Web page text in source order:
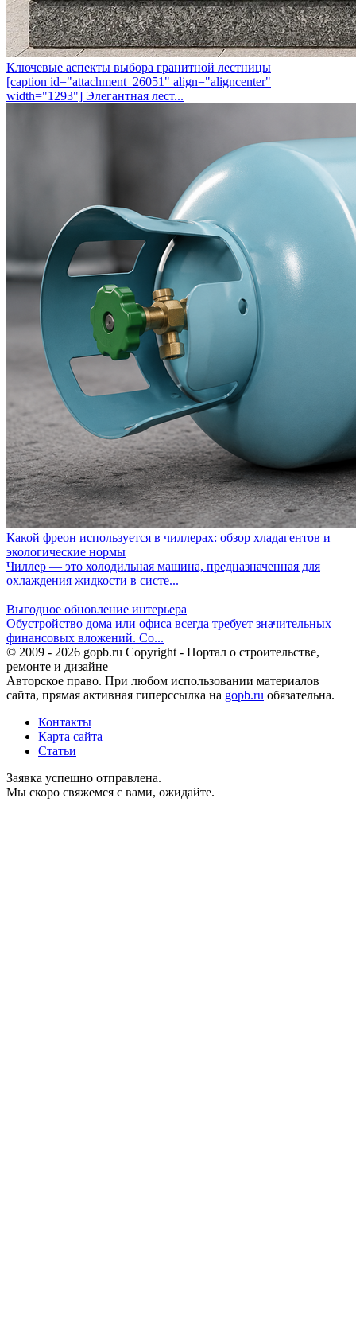
Ключевые аспекты выбора гранитной лестницы
[caption id="attachment_26051" align="aligncenter"
width="1293"] Элегантная лест...
Какой фреон используется в чиллерах: обзор хладагентов и
экологические нормы
Чиллер — это холодильная машина, предназначенная для
охлаждения жидкости в систе...
Выгодное обновление интерьера
Обустройство дома или офиса всегда требует значительных
финансовых вложений. Со...
© 2009 - 2026 gopb.ru Copyright - Портал о строительстве,
ремонте и дизайне
Авторское право. При любом использовании материалов
сайта, прямая активная гиперссылка на gopb.ru обязательна.
Контакты
Карта сайта
Статьи
Заявка успешно отправлена.
Мы скоро свяжемся с вами, ожидайте.